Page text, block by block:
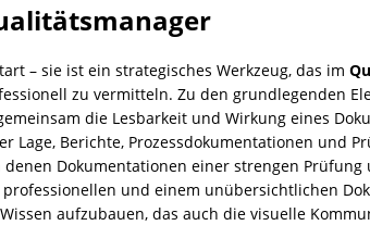
– sie ist ein strategisches Werkzeug, das im
zu vermitteln. Zu den grundlegenden
die Lesbarkeit und Wirkung eines
Berichte, Prozessdokumentationen und
Dokumentationen einer strengen
und einem unübersichtlichen
aufzubauen, das auch die visuelle